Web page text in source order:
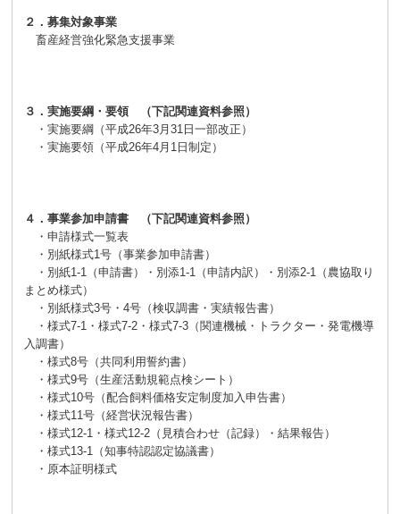
２．募集対象事業
畜産経営強化緊急支援事業
３．実施要綱・要領 （下記関連資料参照）
・実施要綱（平成26年3月31日一部改正）
・実施要領（平成26年4月1日制定）
４．事業参加申請書 （下記関連資料参照）
・申請様式一覧表
・別紙様式1号（事業参加申請書）
・別紙1-1（申請書）・別添1-1（申請内訳）・別添2-1（農協取り
まとめ様式）
・別紙様式3号・4号（検収調書・実績報告書）
・様式7-1・様式7-2・様式7-3（関連機械・トラクター・発電機導
入調書）
・様式8号（共同利用誓約書）
・様式9号（生産活動規範点検シート）
・様式10号（配合飼料価格安定制度加入申告書）
・様式11号（経営状況報告書）
・様式12-1・様式12-2（見積合わせ（記録）・結果報告）
・様式13-1（知事特認認定協議書）
・原本証明様式